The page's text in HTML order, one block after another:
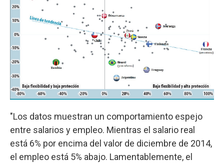
"Los datos muestran un comportamiento espejo
entre salarios y empleo. Mientras el salario real
está 6% por encima del valor de diciembre de 2014,
el empleo está 5% abajo. Lamentablemente, el